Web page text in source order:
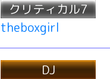
クリティカル7
theboxgirl
DJ